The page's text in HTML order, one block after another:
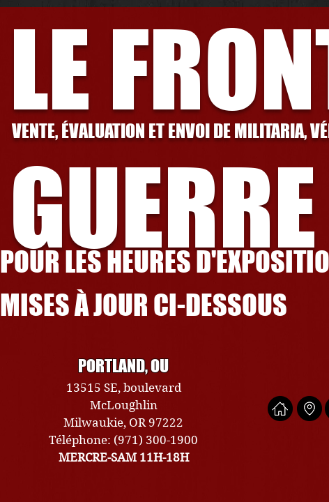
LE
GUERRE
VENTE, ÉVALUATION ET ENVOI DE MILITARIA,
POUR LES HEURES
MISES À JOUR CI-DESSOUS
PORTLAND, OU
13515 SE, boulevard
McLoughlin
Milwaukie, OR 97222
Téléphone: (971) 300-1900
MERCRE-SAM 11H-18H